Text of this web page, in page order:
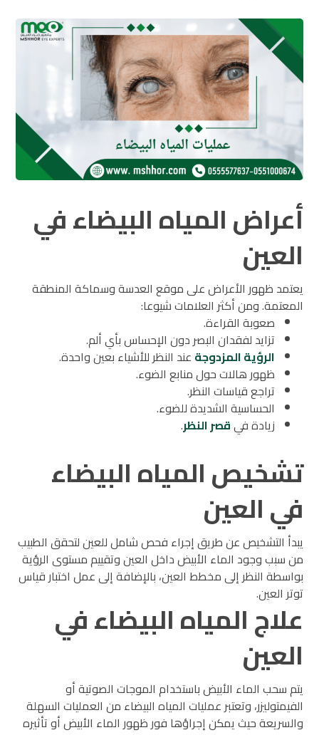
أعراض المياه البيضاء في
العين
يعتمد ظهور الأعراض على موقع العدسة وسماكة المنطقة
المعتمة. ومن أكثر العلامات شيوعا:
صعوبة القراءة.
تزايد لفقدان البصر دون الإحساس بأي ألم.
الرؤية المزدوجة عند النظر للأشياء بعين واحدة.
ظهور هالات حول منابع الضوء.
تراجع قياسات النظر.
الحساسية الشديدة للضوء.
زيادة فيقصر النظر.
تشخيص المياه البيضاء
في العين
يبدأ التشخيص عن طريق إجراء فحص شامل للعين لتحقق الطبيب
من سبب وجود الماء الأبيض داخل العين وتقييم مستوى الرؤية
بواسطة النظر إلى مخطط العين، بالإضافة إلى عمل اختبار قياس
توتر العين.
علاج المياه البيضاء في
العين
يتم سحب الماء الأبيض باستخدام الموجات الصوتية أو
الفيمتوليزر، وتعتبر عمليات المياه البيضاء من العمليات السهلة
والسريعة حيث يمكن إجراؤها فور ظهور الماء الأبيض أو تأثيره